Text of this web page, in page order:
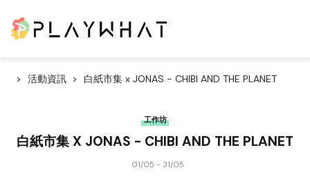
活動資訊 白紙市集 x JONAS - CHIBI AND THE PLANET
工作坊
白紙市集 X JONAS - CHIBI AND THE PLANET
01/05 - 31/05